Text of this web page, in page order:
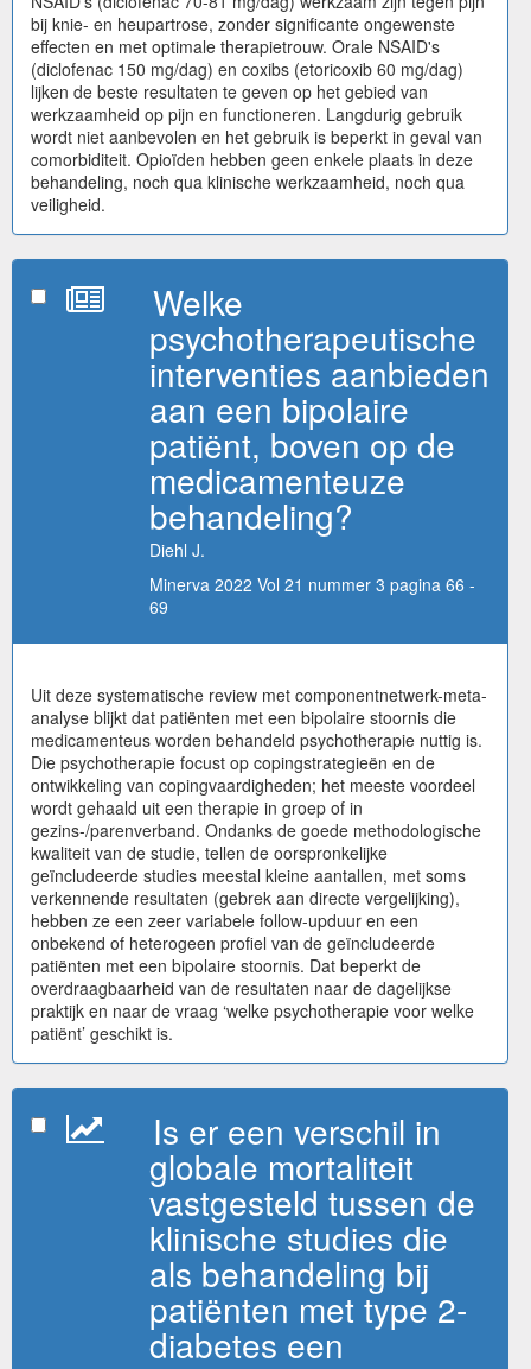
bij knie- en heupartrose, zonder significante ongewenste
effecten en met optimale therapietrouw. Orale NSAID's
(diclofenac 150 mg/dag) en coxibs (etoricoxib 60 mg/dag)
lijken de beste resultaten te geven op het gebied van
werkzaamheid op pijn en functioneren. Langdurig gebruik
wordt niet aanbevolen en het gebruik is beperkt in geval van
comorbiditeit. Opioïden hebben geen enkele plaats in deze
behandeling, noch qua klinische werkzaamheid, noch qua
veiligheid.
Welke
psychotherapeutische
interventies aanbieden
aan een bipolaire
patiënt, boven op de
medicamenteuze
behandeling?
Diehl J.
Minerva 2022 Vol 21 nummer 3 pagina 66 -
69
Uit deze systematische review met componentnetwerk-meta-
analyse blijkt dat patiënten met een bipolaire stoornis die
medicamenteus worden behandeld psychotherapie nuttig is.
Die psychotherapie focust op copingstrategieën en de
ontwikkeling van copingvaardigheden; het meeste voordeel
wordt gehaald uit een therapie in groep of in
gezins-/parenverband. Ondanks de goede methodologische
kwaliteit van de studie, tellen de oorspronkelijke
geïncludeerde studies meestal kleine aantallen, met soms
verkennende resultaten (gebrek aan directe vergelijking),
hebben ze een zeer variabele follow-upduur en een
onbekend of heterogeen profiel van de geïncludeerde
patiënten met een bipolaire stoornis. Dat beperkt de
overdraagbaarheid van de resultaten naar de dagelijkse
praktijk en naar de vraag ‘welke psychotherapie voor welke
patiënt’ geschikt is.
Is er een verschil in
globale mortaliteit
vastgesteld tussen de
klinische studies die
als behandeling bij
patiënten met type 2-
diabetes een